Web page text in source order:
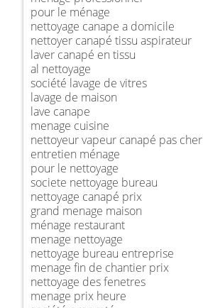
pour le ménage
nettoyage canape a domicile
nettoyer canapé tissu aspirateur
laver canapé en tissu
al nettoyage
société lavage de vitres
lavage de maison
lave canape
menage cuisine
nettoyeur vapeur canapé pas cher
entretien ménage
pour le nettoyage
societe nettoyage bureau
nettoyage canapé prix
grand menage maison
ménage restaurant
menage nettoyage
nettoyage bureau entreprise
menage fin de chantier prix
nettoyage des fenetres
menage prix heure